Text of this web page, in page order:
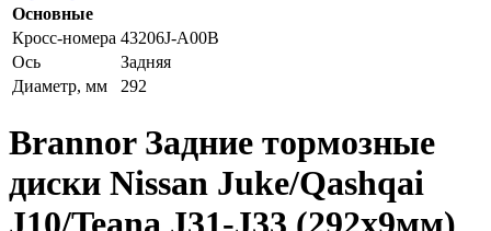
Основные
Кросс-номера 43206J-A00B
Ось
Задняя
Диаметр, мм
292
Brannor Задние тормозные
диски Nissan Juke/Qashqai